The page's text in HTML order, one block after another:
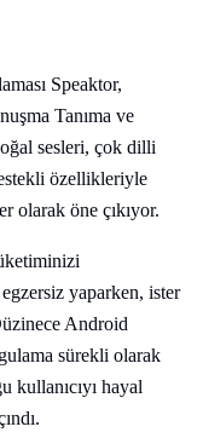
Speaktor,
Tanıma ve
sesleri, çok dilli
özellikleriyle
olarak öne çıkıyor.
yaparken, ister
Android
sürekli olarak
kullanıcıyı hayal